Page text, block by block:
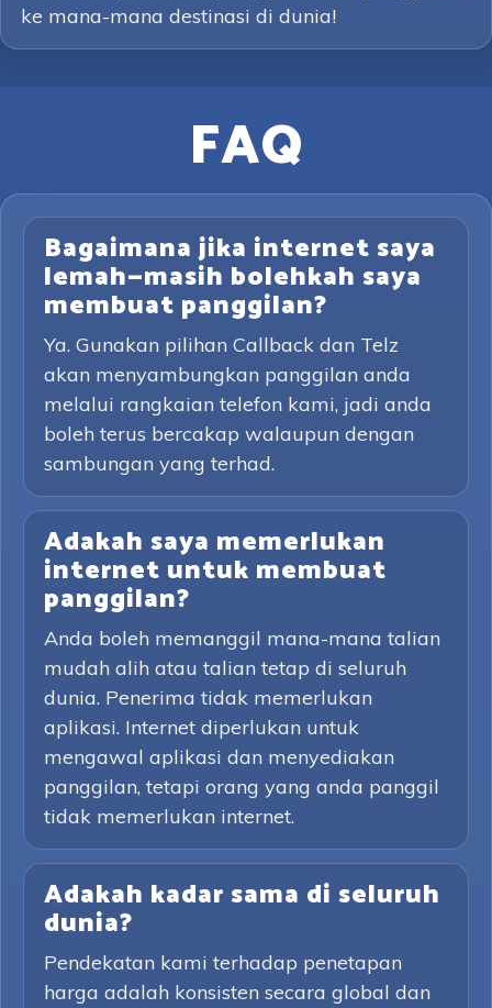
ke mana-mana destinasi di dunia!
FAQ
Bagaimana jika internet saya
lemah—masih bolehkah saya
membuat panggilan?
Ya. Gunakan pilihan Callback dan Telz
akan menyambungkan panggilan anda
melalui rangkaian telefon kami, jadi anda
boleh terus bercakap walaupun dengan
sambungan yang terhad.
Adakah saya memerlukan
internet untuk membuat
panggilan?
Anda boleh memanggil mana-mana talian
mudah alih atau talian tetap di seluruh
dunia. Penerima tidak memerlukan
aplikasi. Internet diperlukan untuk
mengawal aplikasi dan menyediakan
panggilan, tetapi orang yang anda panggil
tidak memerlukan internet.
Adakah kadar sama di seluruh
dunia?
Pendekatan kami terhadap penetapan
harga adalah konsisten secara global dan